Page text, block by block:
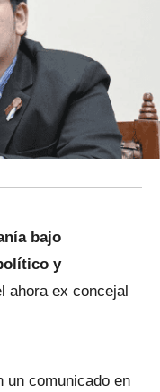
bajo
y
ahora ex concejal
un comunicado en